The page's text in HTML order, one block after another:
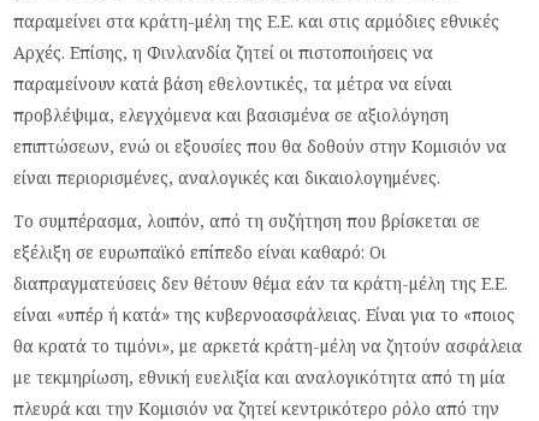
παραμείνει στα κράτη-μέλη της Ε.Ε. και στις αρμόδιες εθνικές
Αρχές. Επίσης, η Φινλανδία ζητεί οι πιστοποιήσεις να
παραμείνουν κατά βάση εθελοντικές, τα μέτρα να είναι
προβλέψιμα, ελεγχόμενα και βασισμένα σε αξιολόγηση
επιπτώσεων, ενώ οι εξουσίες που θα δοθούν στην Κομισιόν να
είναι περιορισμένες, αναλογικές και δικαιολογημένες.
Το συμπέρασμα, λοιπόν, από τη συζήτηση που βρίσκεται σε
εξέλιξη σε ευρωπαϊκό επίπεδο είναι καθαρό: Οι
διαπραγματεύσεις δεν θέτουν θέμα εάν τα κράτη-μέλη της Ε.Ε.
είναι «υπέρ ή κατά» της κυβερνοασφάλειας. Είναι για το «ποιος
θα κρατά το τιμόνι», με αρκετά κράτη-μέλη να ζητούν ασφάλεια
με τεκμηρίωση, εθνική ευελιξία και αναλογικότητα από τη μία
πλευρά και την Κομισιόν να ζητεί κεντρικότερο ρόλο από την